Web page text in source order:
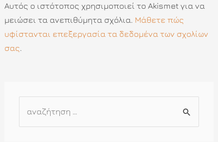
Αυτός ο ιστότοπος χρησιμοποιεί το Akismet για να
μειώσει τα ανεπιθύμητα σχόλια. Μάθετε πώς
υφίστανται επεξεργασία τα δεδομένα των σχολίων
σας.